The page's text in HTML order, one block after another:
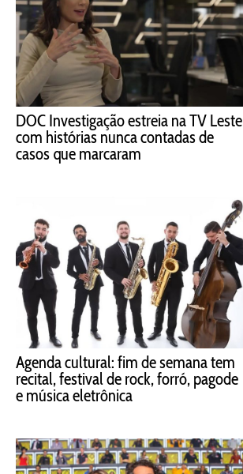
DOC Investigação estreia na TV Leste
com histórias nunca contadas de
casos que marcaram
Agenda cultural: fim de semana tem
recital, festival de rock, forró, pagode
e música eletrônica